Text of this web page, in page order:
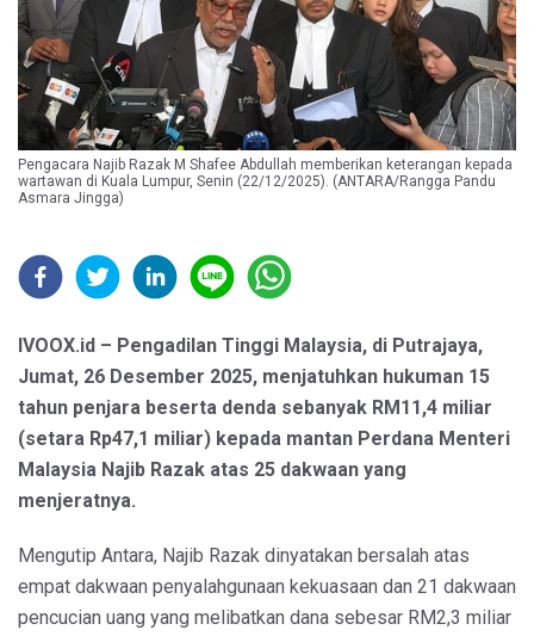
Pengacara Najib Razak M Shafee Abdullah memberikan keterangan kepada
wartawan di Kuala Lumpur, Senin (22/12/2025). (ANTARA/Rangga Pandu
Asmara Jingga)
IVOOX.id – Pengadilan Tinggi Malaysia, di Putrajaya,
Jumat, 26 Desember 2025, menjatuhkan hukuman 15
tahun penjara beserta denda sebanyak RM11,4 miliar
(setara Rp47,1 miliar) kepada mantan Perdana Menteri
Malaysia Najib Razak atas 25 dakwaan yang
menjeratnya.
Mengutip Antara, Najib Razak dinyatakan bersalah atas
empat dakwaan penyalahgunaan kekuasaan dan 21 dakwaan
pencucian uang yang melibatkan dana sebesar RM2,3 miliar